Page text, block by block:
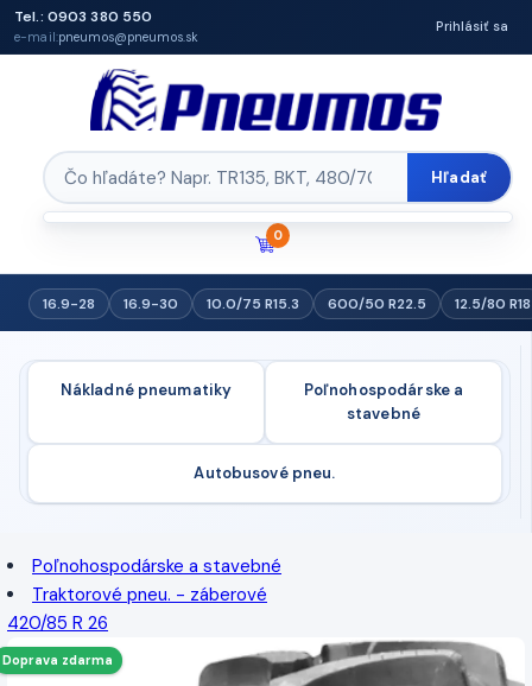
Tel.: 0903 380 550
e-mail:pneumos@pneumos.sk
Prihlásiť sa
Hľadať
0
16.9-28 16.9-30 10.0/75 R15.3 600/50 R22.5 12.5/80 R18
Nákladné pneumatiky
Poľnohospodárske a
stavebné
Autobusové pneu.
Poľnohospodárske a stavebné
Traktorové pneu. - záberové
420/85 R 26
Doprava zdarma